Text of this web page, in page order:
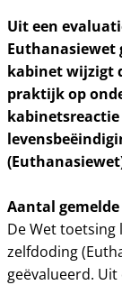
Uit een
Euthanasiewet
kabinet wijzigt
praktijk op
Aantal
De Wet toetsing
zelfdoding
geëvalueerd.